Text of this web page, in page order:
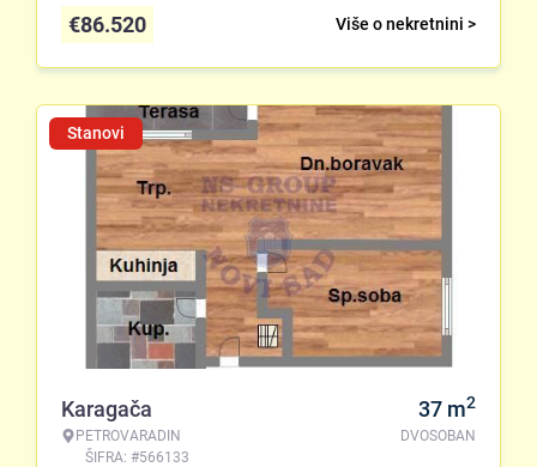
Više o nekretnini >
€86.520
Stanovi
Karagača
PETROVARADIN
ŠIFRA: #566133
37 m2
DVOSOBAN